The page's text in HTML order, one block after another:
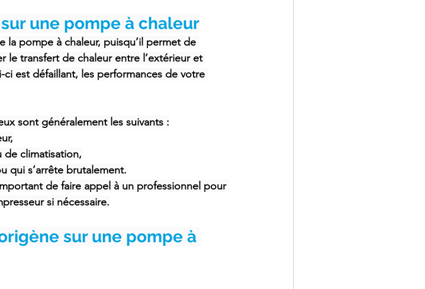
une pompe à chaleur
la pompe à chaleur, puisqu’il permet de
le transfert de chaleur entre l’extérieur et
est défaillant, les performances de votre
sont généralement les suivants :
de climatisation,
qui s’arrête brutalement.
de faire appel à un professionnel pour
si nécessaire.
sur une pompe à